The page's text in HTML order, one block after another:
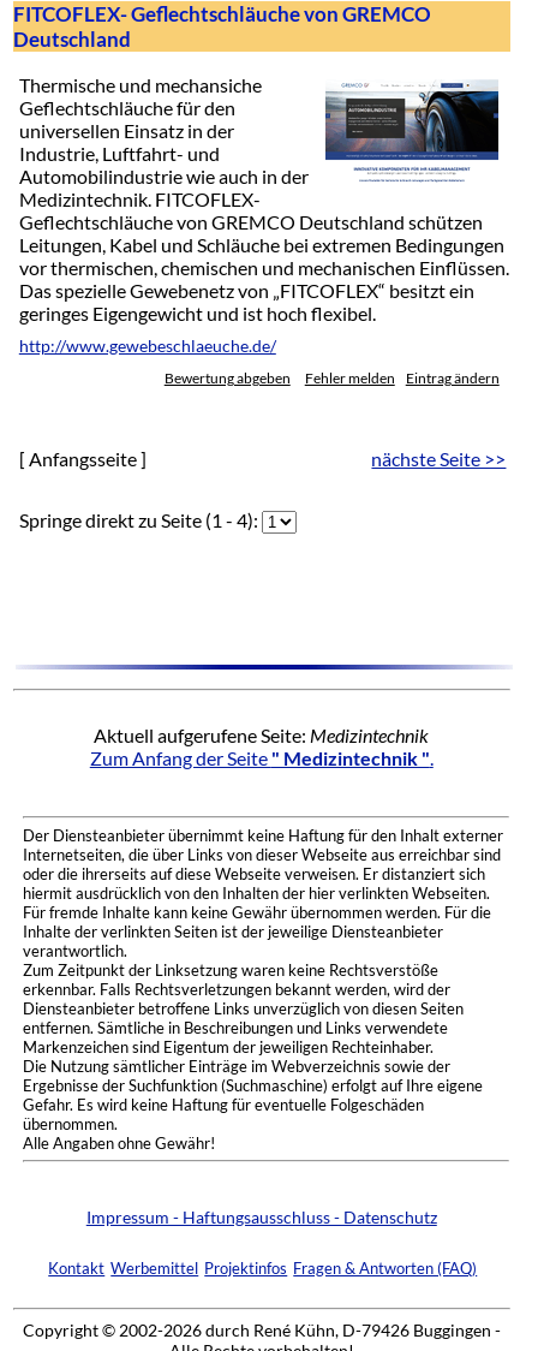
FITCOFLEX- Geflechtschläuche von GREMCO
Deutschland
Thermische und mechansiche
Geflechtschläuche für den
universellen Einsatz in der
Industrie, Luftfahrt- und
Automobilindustrie wie auch in der
Medizintechnik. FITCOFLEX-
Geflechtschläuche von GREMCO Deutschland schützen
Leitungen, Kabel und Schläuche bei extremen Bedingungen
vor thermischen, chemischen und mechanischen Einflüssen.
Das spezielle Gewebenetz von „FITCOFLEX“ besitzt ein
geringes Eigengewicht und ist hoch flexibel.
http://www.gewebeschlaeuche.de/
Bewertung abgeben Fehler melden Eintrag ändern
[ Anfangsseite ] nächste Seite >>
Springe direkt zu Seite (1 - 4):
Aktuell aufgerufene Seite: Medizintechnik
Zum Anfang der Seite " Medizintechnik "
Der Diensteanbieter übernimmt keine Haftung für den Inhalt externer
Internetseiten, die über Links von dieser Webseite aus erreichbar sind
oder die ihrerseits auf diese Webseite verweisen. Er distanziert sich
hiermit ausdrücklich von den Inhalten der hier verlinkten Webseiten.
Für fremde Inhalte kann keine Gewähr übernommen werden. Für die
Inhalte der verlinkten Seiten ist der jeweilige Diensteanbieter
verantwortlich.
Zum Zeitpunkt der Linksetzung waren keine Rechtsverstöße
erkennbar. Falls Rechtsverletzungen bekannt werden, wird der
Diensteanbieter betroffene Links unverzüglich von diesen Seiten
entfernen. Sämtliche in Beschreibungen und Links verwendete
Markenzeichen sind Eigentum der jeweiligen Rechteinhaber.
Die Nutzung sämtlicher Einträge im Webverzeichnis sowie der
Ergebnisse der Suchfunktion (Suchmaschine) erfolgt auf Ihre eigene
Gefahr. Es wird keine Haftung für eventuelle Folgeschäden
übernommen.
Alle Angaben ohne Gewähr!
Impressum - Haftungsausschluss - Datenschutz
Kontakt Werbemittel Projektinfos Fragen & Antworten (FAQ)
Copyright © 2002-2026 durch René Kühn, D-79426 Buggingen -